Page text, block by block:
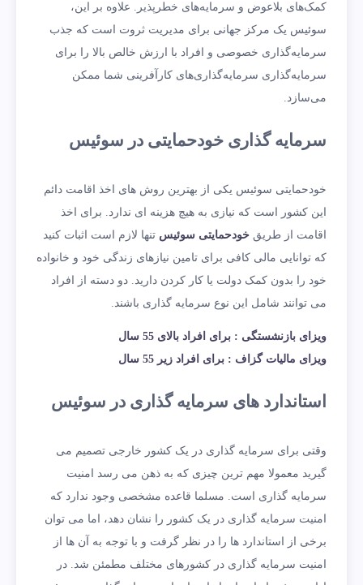
کمک‌های بلاعوض و سرمایه‌های خطرپذیر. علاوه بر این،
سوئیس یک مرکز جهانی برای مدیریت ثروت است که جذب
سرمایه‌گذاری خصوصی و افراد با ارزش خالص بالا را برای
سرمایه‌گذاری سرمایه‌گذاری‌های کارآفرینی شما ممکن
می‌سازد.
سرمایه گذاری خودحمایتی در سوئیس
خودحمایتی سوئیس یکی از بهترین روش های اخذ اقامت دائم
این کشور است که نیازی به هیچ هزینه ای ندارد. برای اخذ
اقامت از طریق خودحمایتی سوئیس تنها لازم است اثبات کنید
که توانایی مالی کافی برای تامین نیازهای زندگی خود و خانواده
خود را بدون کمک دولت یا کار کردن دارید. دو دسته از افراد
می توانند شامل این نوع سرمایه گذاری باشند.
ویزای بازنشستگی : برای افراد بالای 55 سال
ویزای مالیات گزاف : برای افراد زیر 55 سال
استاندارد های سرمایه گذاری در سوئیس
وقتی برای سرمایه گذاری در یک کشور خارجی تصمیم می
گیرید معمولا مهم ترین چیزی که به ذهن می رسد امنیت
سرمایه گذاری است. مسلما قاعده مشخصی وجود ندارد که
امنیت سرمایه گذاری در یک کشور را نشان دهد، اما می توان
برخی از استاندارد ها را در نظر گرفت و با توجه به آن ها از
امنیت سرمایه گذاری در کشورهای مختلف مطمئن شد. در